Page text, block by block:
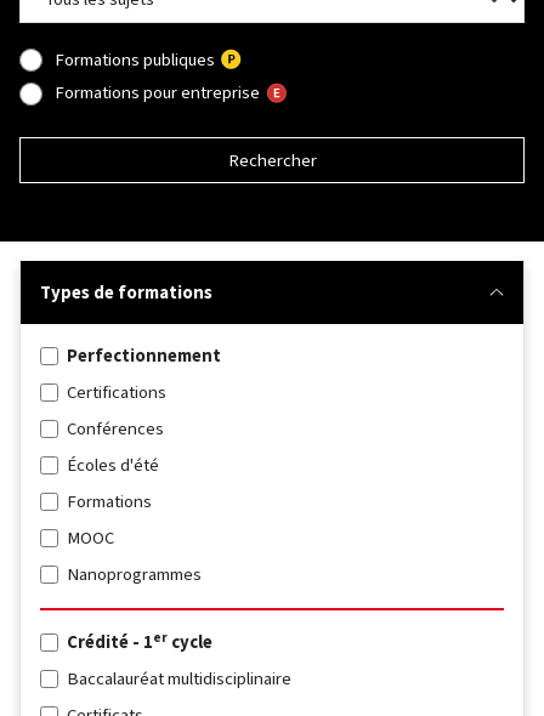
Formations publiques
Formations pour entreprise
Rechercher
Types de formations
Perfectionnement
Certifications
Conférences
Écoles d'été
Formations
MOOC
Nanoprogrammes
Crédité - 1er cycle
Baccalauréat multidisciplinaire